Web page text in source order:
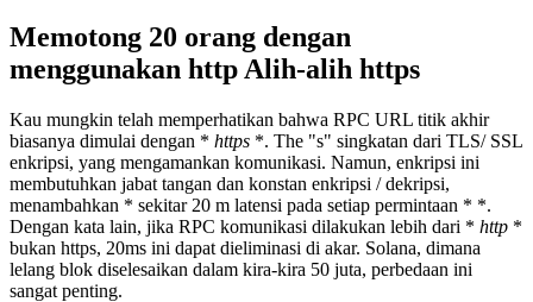
Memotong 20 orang dengan
menggunakan http Alih-alih https
Kau mungkin telah memperhatikan bahwa RPC URL titik akhir
biasanya dimulai dengan * https *. The "s" singkatan dari TLS/ SSL
enkripsi, yang mengamankan komunikasi. Namun, enkripsi ini
membutuhkan jabat tangan dan konstan enkripsi / dekripsi,
menambahkan * sekitar 20 m latensi pada setiap permintaan * *.
Dengan kata lain, jika RPC komunikasi dilakukan lebih dari * http *
bukan https, 20ms ini dapat dieliminasi di akar. Solana, dimana
lelang blok diselesaikan dalam kira-kira 50 juta, perbedaan ini
sangat penting.